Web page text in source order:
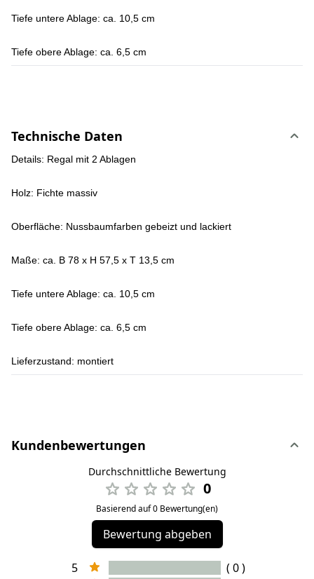
Tiefe untere Ablage: ca. 10,5 cm
Tiefe obere Ablage: ca. 6,5 cm
Technische Daten
Details: Regal mit 2 Ablagen
Holz: Fichte massiv
Oberfläche: Nussbaumfarben gebeizt und lackiert
Maße: ca. B 78 x H 57,5 x T 13,5 cm
Tiefe untere Ablage: ca. 10,5 cm
Tiefe obere Ablage: ca. 6,5 cm
Lieferzustand: montiert
Kundenbewertungen
Durchschnittliche Bewertung
0
Basierend auf 0 Bewertung(en)
Bewertung abgeben
5
( 0 )